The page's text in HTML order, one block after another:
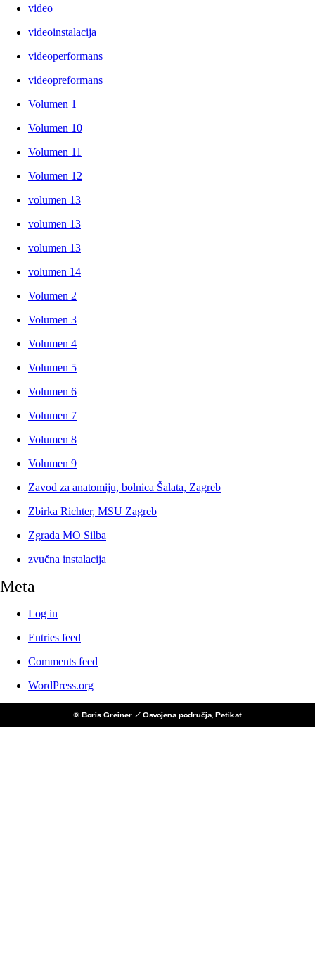
video
videoinstalacija
videoperformans
videopreformans
Volumen 1
Volumen 10
Volumen 11
Volumen 12
volumen 13
volumen 13
volumen 13
volumen 14
Volumen 2
Volumen 3
Volumen 4
Volumen 5
Volumen 6
Volumen 7
Volumen 8
Volumen 9
Zavod za anatomiju, bolnica Šalata, Zagreb
Zbirka Richter, MSU Zagreb
Zgrada MO Silba
zvučna instalacija
Meta
Log in
Entries feed
Comments feed
WordPress.org
© Boris Greiner / Osvojena područja, Petikat